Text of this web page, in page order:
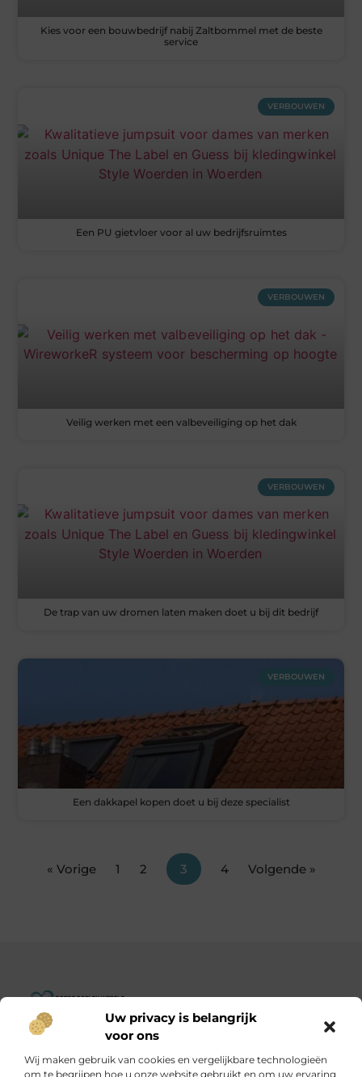
Uw privacy is belangrijk
voor ons
Wij maken gebruik van cookies en vergelijkbare technologieën
om te begrijpen hoe u onze website gebruikt en om uw ervaring
Kies voor een bouwbedrijf nabij Zaltbommel met de beste
service
VERBOUWEN
Een PU gietvloer voor al uw bedrijfsruimtes
VERBOUWEN
Veilig werken met een valbeveiliging op het dak
VERBOUWEN
De trap van uw dromen laten maken doet u bij dit bedrijf
VERBOUWEN
Een dakkapel kopen doet u bij deze specialist
« Vorige 1 2 3 4 Volgende »
Goededoelenwereld.nl – Verhalen die inspireren, impact die
Ontdek een diverse verzameling blogs en artikelen over